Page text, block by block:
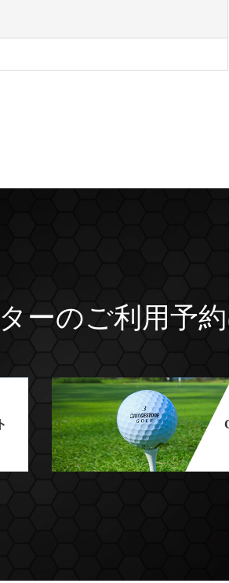
ーのご利用予